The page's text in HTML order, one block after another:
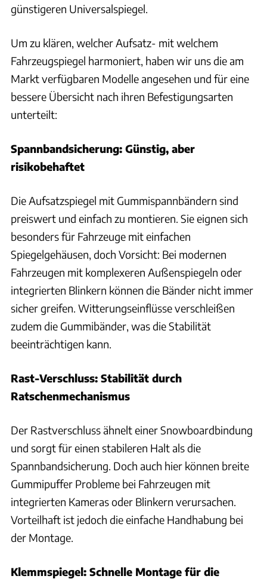
günstigeren Universalspiegel.
Um zu klären, welcher Aufsatz- mit welchem
Fahrzeugspiegel harmoniert, haben wir uns die am
Markt verfügbaren Modelle angesehen und für eine
bessere Übersicht nach ihren Befestigungsarten
unterteilt:
Spannbandsicherung: Günstig, aber
risikobehaftet
Die Aufsatzspiegel mit Gummispannbändern sind
preiswert und einfach zu montieren. Sie eignen sich
besonders für Fahrzeuge mit einfachen
Spiegelgehäusen, doch Vorsicht: Bei modernen
Fahrzeugen mit komplexeren Außenspiegeln oder
integrierten Blinkern können die Bänder nicht immer
sicher greifen. Witterungseinflüsse verschleißen
zudem die Gummibänder, was die Stabilität
beeinträchtigen kann.
Rast-Verschluss: Stabilität durch
Ratschenmechanismus
Der Rastverschluss ähnelt einer Snowboardbindung
und sorgt für einen stabileren Halt als die
Spannbandsicherung. Doch auch hier können breite
Gummipuffer Probleme bei Fahrzeugen mit
integrierten Kameras oder Blinkern verursachen.
Vorteilhaft ist jedoch die einfache Handhabung bei
der Montage.
Klemmspiegel: Schnelle Montage für die